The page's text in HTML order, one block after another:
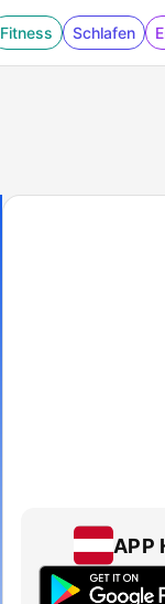
Fitness Schlafen
APP